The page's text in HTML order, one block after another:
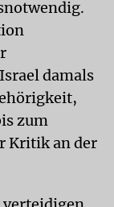
damals
zum
Kritik an der